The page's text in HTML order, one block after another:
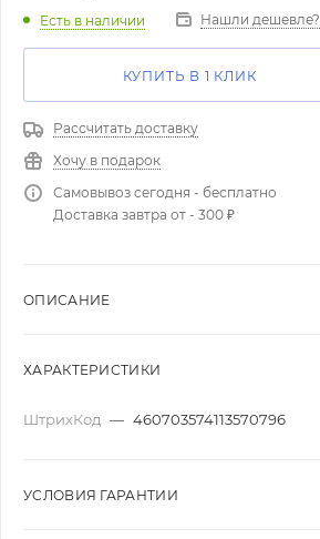
Есть в наличии Нашли дешевле?
КУПИТЬ В 1 КЛИК
Рассчитать доставку
Хочу в подарок
Самовывоз сегодня - бесплатно
Доставка завтра от - 300 ₽
ОПИСАНИЕ
ХАРАКТЕРИСТИКИ
ШтрихКод — 460703574113570796
УСЛОВИЯ ГАРАНТИИ